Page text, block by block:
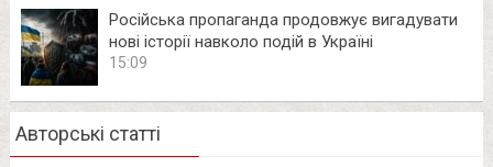
Російська пропаганда продовжує вигадувати
нові історії навколо подій в Україні
15:09
Авторські статті